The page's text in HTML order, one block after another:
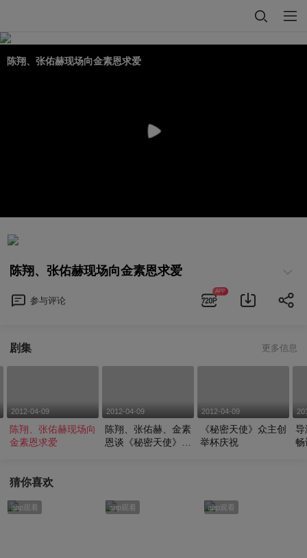
陈翔、张佑赫现场向金素恩求爱
陈翔、张佑赫现场向金素恩求爱
参与评论
APP
剧集 更多信息
2012-04-09
陈翔、张佑赫现场向
金素恩求爱
2012-04-09
陈翔、张佑赫、金素
恩谈《秘密天使》剧
2012-04-09
《秘密天使》众主创
举杯庆祝
导
畅
猜你喜欢
app观看 app观看 app观看